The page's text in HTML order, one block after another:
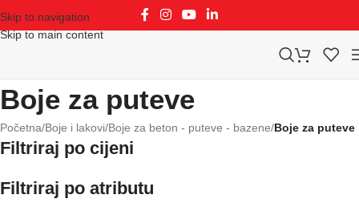
Skip to navigation
Skip to main content
Boje za puteve
Početna/Boje i lakovi/Boje za beton - puteve - bazene/Boje za puteve
Filtriraj po cijeni
Filtriraj po atributu